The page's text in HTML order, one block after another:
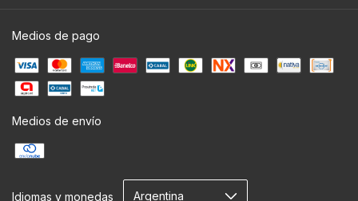
Medios de pago
Medios de envío
Idiomas y monedas